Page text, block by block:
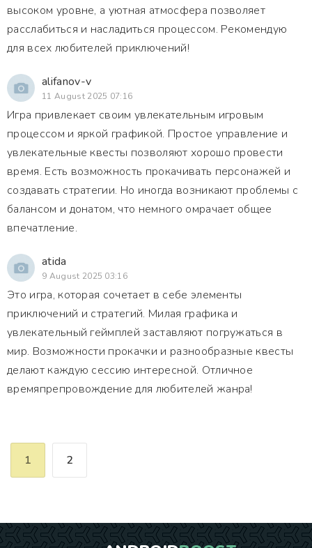
высоком уровне, а уютная атмосфера позволяет
расслабиться и насладиться процессом. Рекомендую
для всех любителей приключений!
alifanov-v
11 August 2025 07:16
Игра привлекает своим увлекательным игровым
процессом и яркой графикой. Простое управление и
увлекательные квесты позволяют хорошо провести
время. Есть возможность прокачивать персонажей и
создавать стратегии. Но иногда возникают проблемы с
балансом и донатом, что немного омрачает общее
впечатление.
atida
9 August 2025 03:16
Это игра, которая сочетает в себе элементы
приключений и стратегий. Милая графика и
увлекательный геймплей заставляют погружаться в
мир. Возможности прокачки и разнообразные квесты
делают каждую сессию интересной. Отличное
времяпрепровождение для любителей жанра!
1 2